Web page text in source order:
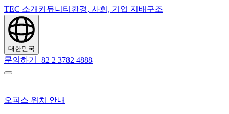
TEC 소개 커뮤니티 환경, 사회, 기업 지배구조
대한민국
문의하기 +82 2 3782 4888
오피스 위치 안내